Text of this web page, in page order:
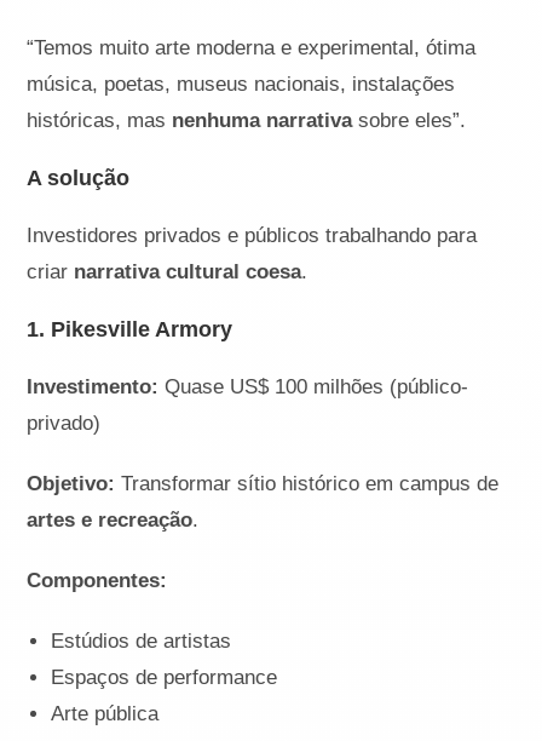
“Temos muito arte moderna e experimental, ótima
música, poetas, museus nacionais, instalações
históricas, mas nenhuma narrativasobre eles”.
A solução
Investidores privados e públicos trabalhando para
criar narrativa cultural coesa.
1. Pikesville Armory
Investimento: Quase US$ 100 milhões (público-
privado)
Objetivo: Transformar sítio histórico em campus de
artes e recreação.
Componentes:
Estúdios de artistas
Espaços de performance
Arte pública